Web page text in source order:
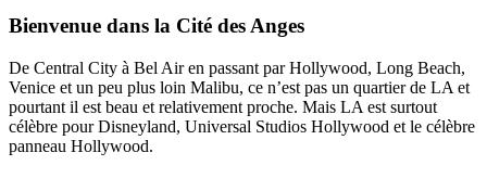
Bienvenue dans la Cité des Anges
De Central City à Bel Air en passant par Hollywood, Long Beach,
Venice et un peu plus loin Malibu, ce n’est pas un quartier de LA et
pourtant il est beau et relativement proche. Mais LA est surtout
célèbre pour Disneyland, Universal Studios Hollywood et le célèbre
panneau Hollywood.